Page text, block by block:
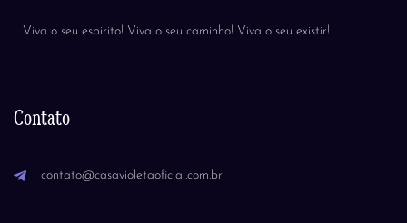
Viva o seu espirito! Viva o seu caminho! Viva o seu existir!
Contato
contato@casavioletaoficial.com.br